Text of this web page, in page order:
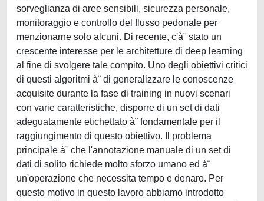
sorveglianza di aree sensibili, sicurezza personale,
monitoraggio e controllo del flusso pedonale per
menzionarne solo alcuni. Di recente, c'à¨ stato un
crescente interesse per le architetture di deep learning
al fine di svolgere tale compito. Uno degli obiettivi critici
di questi algoritmi à¨ di generalizzare le conoscenze
acquisite durante la fase di training in nuovi scenari
con varie caratteristiche, disporre di un set di dati
adeguatamente etichettato à¨ fondamentale per il
raggiungimento di questo obiettivo. Il problema
principale à¨ che l'annotazione manuale di un set di
dati di solito richiede molto sforzo umano ed à¨
un'operazione che necessita tempo e denaro. Per
questo motivo in questo lavoro abbiamo introdotto